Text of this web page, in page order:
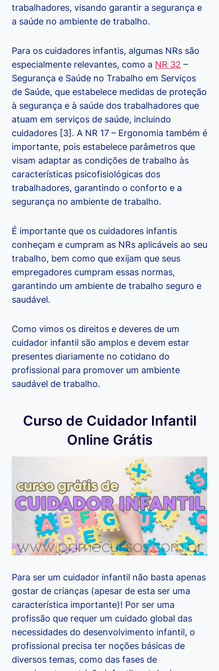
trabalhadores, visando garantir a segurança e
a saúde no ambiente de trabalho.
Para os cuidadores infantis, algumas NRs são
especialmente relevantes, como a NR 32 –
Segurança e Saúde no Trabalho em Serviços
de Saúde, que estabelece medidas de proteção
à segurança e à saúde dos trabalhadores que
atuam em serviços de saúde, incluindo
cuidadores [3]. A NR 17 – Ergonomia também é
importante, pois estabelece parâmetros que
visam adaptar as condições de trabalho às
características psicofisiológicas dos
trabalhadores, garantindo o conforto e a
segurança no ambiente de trabalho.
É importante que os cuidadores infantis
conheçam e cumpram as NRs aplicáveis ao seu
trabalho, bem como que exijam que seus
empregadores cumpram essas normas,
garantindo um ambiente de trabalho seguro e
saudável.
Como vimos os direitos e deveres de um
cuidador infantil são amplos e devem estar
presentes diariamente no cotidano do
profissional para promover um ambiente
saudável de trabalho.
Curso de Cuidador Infantil
Online Grátis
Para ser um cuidador infantil não basta apenas
gostar de crianças (apesar de esta ser uma
característica importante)! Por ser uma
profissão que requer um cuidado global das
necessidades do desenvolvimento infantil, o
profissional precisa ter noções básicas de
diversos temas, como das fases de